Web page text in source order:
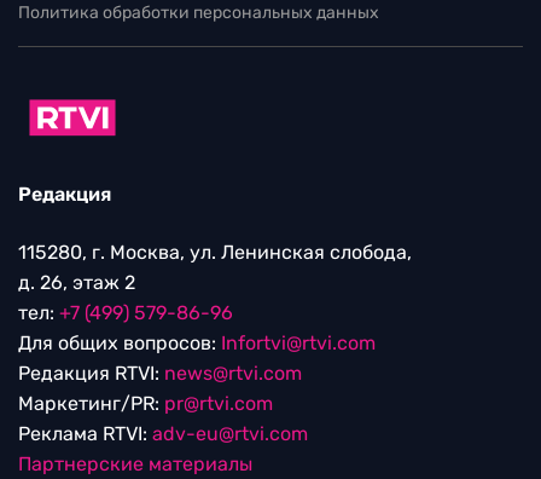
Политика обработки персональных данных
Редакция
115280, г. Москва, ул. Ленинская слобода,
д. 26, этаж 2
тел: +7 (499) 579-86-96
Для общих вопросов: Infortvi@rtvi.com
Редакция RTVI: news@rtvi.com
Маркетинг/PR: pr@rtvi.com
Реклама RTVI: adv-eu@rtvi.com
Партнерские материалы